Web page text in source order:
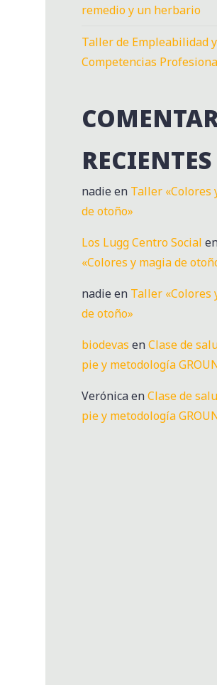
remedio y un herbario
Taller de Empleabilidad y
Competencias
RECIENTES
nadie en Taller «Colores
de otoño»
Los Lugg Centro Social
«Colores y magia de
nadie en Taller «Colores
de otoño»
biodevas enClase de
pie y metodología
VerónicaenClase de
pie y metodología